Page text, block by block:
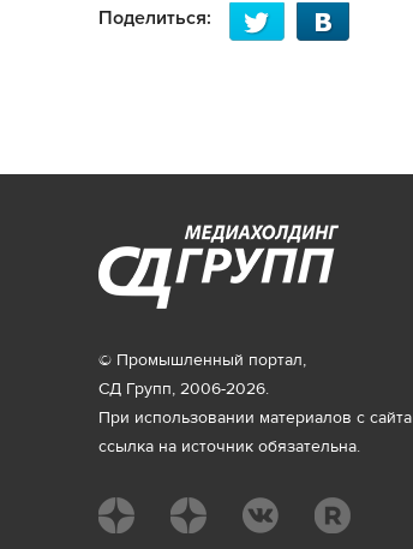
Поделиться:
© Промышленный портал,
СД Групп, 2006-2026.
При использовании материалов с сайта
ссылка на источник обязательна.